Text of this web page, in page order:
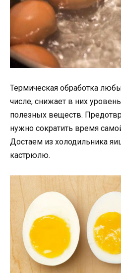
Термическая обработка
числе, снижает в них
полезных веществ.
нужно сократить время
Достаем из холодильника
кастрюлю.